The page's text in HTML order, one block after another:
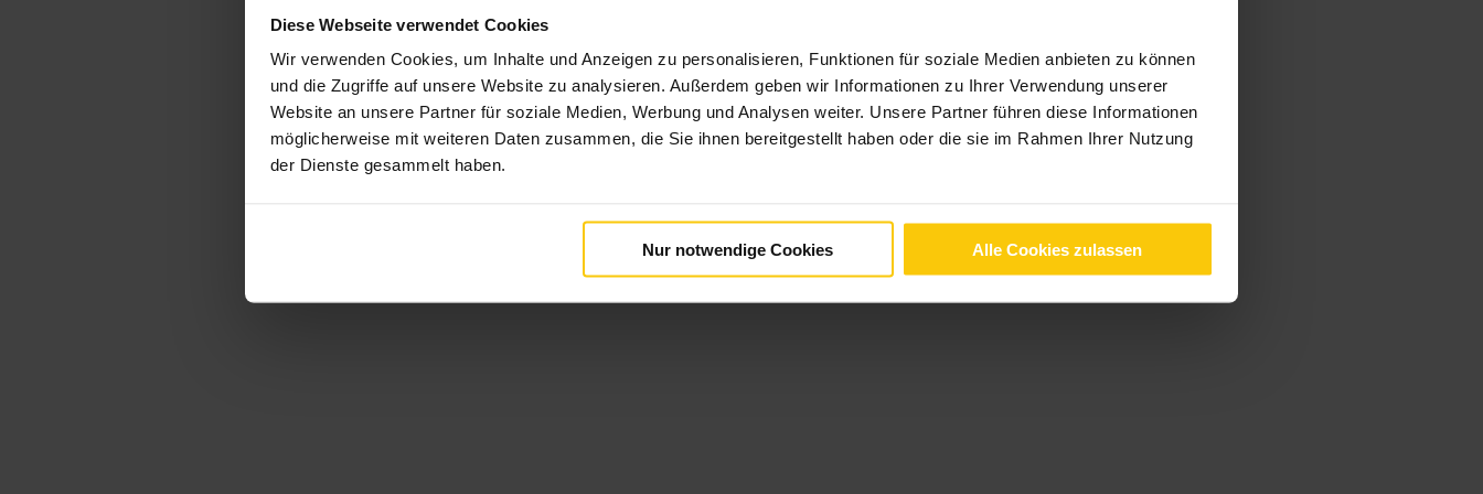
Diese Webseite verwendet Cookies
Wir verwenden Cookies, um Inhalte und Anzeigen zu personalisieren, Funktionen für soziale Medien anbieten zu können
und die Zugriffe auf unsere Website zu analysieren. Außerdem geben wir Informationen zu Ihrer Verwendung unserer
Website an unsere Partner für soziale Medien, Werbung und Analysen weiter. Unsere Partner führen diese Informationen
möglicherweise mit weiteren Daten zusammen, die Sie ihnen bereitgestellt haben oder die sie im Rahmen Ihrer Nutzung
der Dienste gesammelt haben.
Nur notwendige Cookies Alle Cookies zulassen